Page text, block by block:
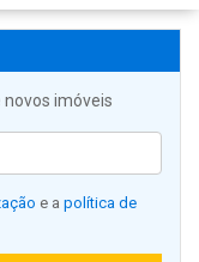
novos imóveis
e a política de